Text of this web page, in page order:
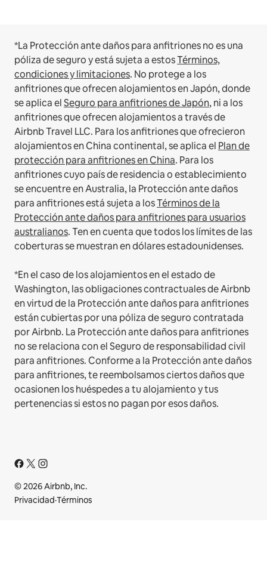
*La Protección ante daños para anfitriones no es una
póliza de seguro y está sujeta a estosTérminos,
condiciones y limitaciones. No protege a los
anfitriones que ofrecen alojamientos en Japón, donde
se aplica elSeguro para anfitriones de Japón, ni a los
anfitriones que ofrecen alojamientos a través de
Airbnb Travel LLC. Para los anfitriones que ofrecieron
alojamientos en China continental, se aplica el Plan de
protección para anfitriones en China. Para los
anfitriones cuyo país de residencia o establecimiento
se encuentre en Australia, la Protección ante daños
para anfitriones está sujeta a losTérminos de la
Protección ante daños para anfitriones para usuarios
australianos. Ten en cuenta que todos los límites de las
coberturas se muestran en dólares estadounidenses.
*En el caso de los alojamientos en el estado de
Washington, las obligaciones contractuales de Airbnb
en virtud de la Protección ante daños para anfitriones
están cubiertas por una póliza de seguro contratada
por Airbnb. La Protección ante daños para anfitriones
no se relaciona con el Seguro de responsabilidad civil
para anfitriones. Conforme a la Protección ante daños
para anfitriones, te reembolsamos ciertos daños que
ocasionen los huéspedes a tu alojamiento y tus
pertenencias si estos no pagan por esos daños.
© 2026 Airbnb, Inc.
Privacidad·Términos